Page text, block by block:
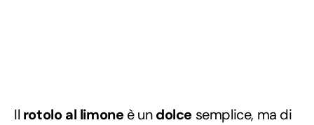
Il rotolo al limoneè undolce semplice, ma di